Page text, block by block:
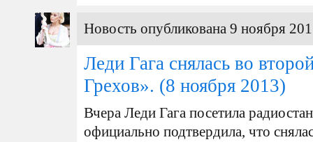
Новость опубликована 9 ноября
Леди Гага снялась во
Грехов». (8 ноября 2013)
Вчера Леди Гага посетила
официально подтвердила, что